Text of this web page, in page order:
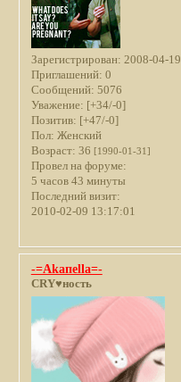
Зарегистрирован: 2008-04-19
Приглашений: 0
Сообщений: 5076
Уважение: [+34/-0]
Позитив: [+47/-0]
Пол: Женский
Возраст: 36 [1990-01-31]
Провел на форуме:
5 часов 43 минуты
Последний визит:
2010-02-09 13:17:01
-=Akaпella=-
CRY♥ность